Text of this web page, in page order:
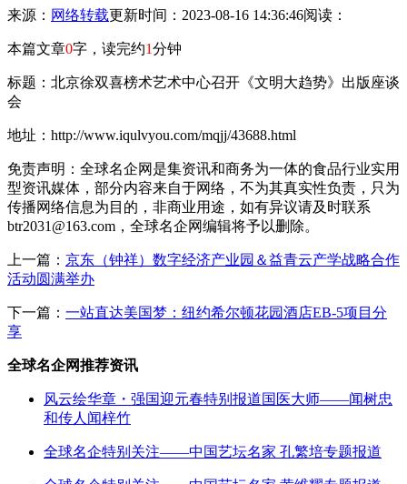
来源： 网络转载更新时间：2023-08-16 14:36:46阅读：
本篇文章0字，读完约1分钟
标题：北京徐双喜榜术艺术中心召开《文明大趋势》出版座谈
会
地址：http://www.iqulvyou.com/mqjj/43688.html
免责声明：全球名企网是集资讯和商务为一体的食品行业实用
型资讯媒体，部分内容来自于网络，不为其真实性负责，只为
传播网络信息为目的，非商业用途，如有异议请及时联系
btr2031@163.com，全球名企网编辑将予以删除。
上一篇： 京东（钟祥）数字经济产业园＆益青云产学战略合作
活动圆满举办
下一篇： 一站直达美国梦：纽约希尔顿花园酒店EB-5项目分
享
全球名企网推荐资讯
风云绘华章・强国迎元春特别报道国医大师——闻树忠
和传人闻梓竹
全球名企特别关注——中国艺坛名家 孔繁培专题报道